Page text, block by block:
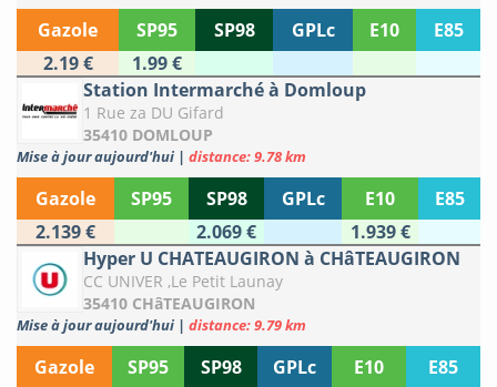
Gazole SP95 SP98 GPLc E10
E85
2.19 €
1.99 €
Station Intermarché à Domloup
1 Rue za DU Gifard
35410 DOMLOUP
Mise à jour aujourd'hui | distance: 9.78 km
Gazole SP95 SP98 GPLc E10
E85
2.139 €
2.069 €
1.939 €
Hyper U CHATEAUGIRON à CHâTEAUGIRON
CC UNIVER ,Le Petit Launay
35410 CHâTEAUGIRON
Mise à jour aujourd'hui | distance: 9.79 km
Gazole SP95 SP98 GPLc E10
E85